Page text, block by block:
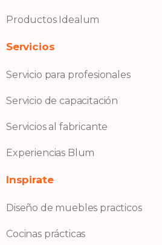
Productos Idealum
Servicios
Servicio para profesionales
Servicio de capacitación
Servicios al fabricante
Experiencias Blum
Inspirate
Diseño de muebles practicos
Cocinas prácticas